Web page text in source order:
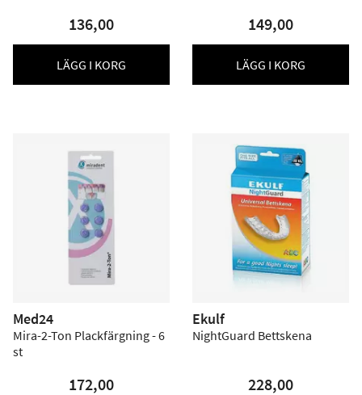
136,00
LÄGG I KORG
149,00
LÄGG I KORG
Med24
Mira-2-Ton Plackfärgning - 6
st
172,00
Ekulf
NightGuard Bettskena
228,00